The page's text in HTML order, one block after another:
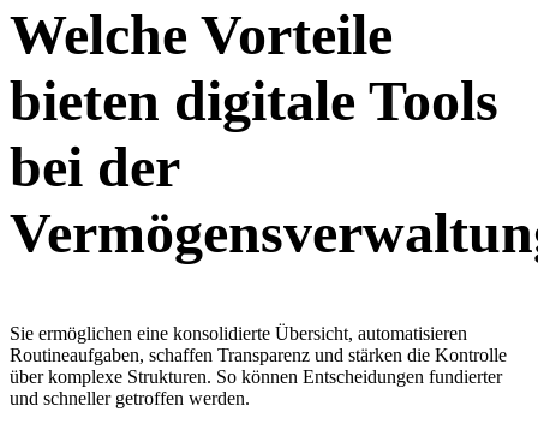
Welche Vorteile
bieten digitale Tools
bei der
Sie ermöglichen eine konsolidierte Übersicht, automatisieren
Routineaufgaben, schaffen Transparenz und stärken die Kontrolle
über komplexe Strukturen. So können Entscheidungen fundierter
und schneller getroffen werden.